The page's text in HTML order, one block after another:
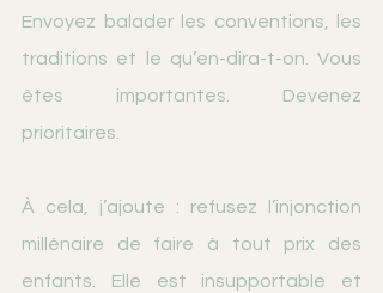
Envoyez balader les conventions, les
traditions et le qu’en-dira-t-on. Vous
êtes importantes. Devenez
prioritaires.
À cela, j’ajoute : refusez l’injonction
millénaire de faire à tout prix des
enfants. Elle est insupportable et